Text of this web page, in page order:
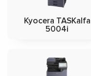
Kyocera TASKalfa
5004i